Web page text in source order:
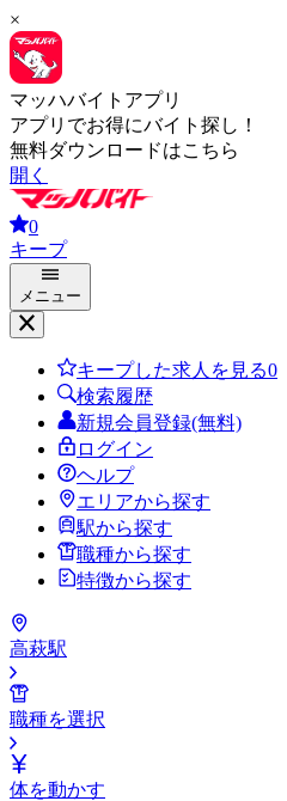
×
マッハバイトアプリ
アプリでお得にバイト探し！
無料ダウンロードはこちら
開く
0
キープ
メニュー
キープした求人を見る0
検索履歴
新規会員登録(無料)
ログイン
ヘルプ
エリアから探す
駅から探す
職種から探す
特徴から探す
高萩駅
職種を選択
体を動かす